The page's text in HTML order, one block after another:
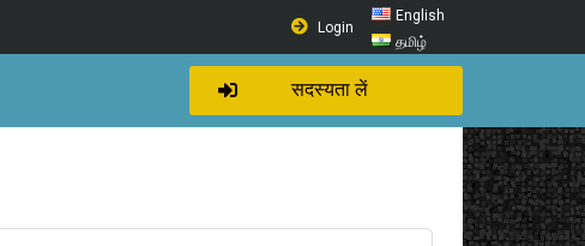
Login
English
தமிழ்
सदस्यता लें